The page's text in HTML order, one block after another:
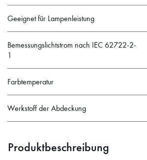
Geeignet für Lampenleistung
Bemessungslichtstrom nach IEC 62722-2-
1
Farbtemperatur
Werkstoff der Abdeckung
Produktbeschreibung